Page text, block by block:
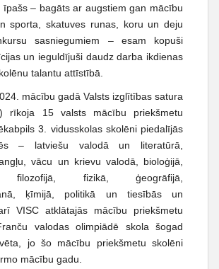
īpašs – bagāts ar augstiem gan mācību
sporta, skatuves runas, koru un deju
sasniegumiem – esam kopuši
un ieguldījuši daudz darba ikdienas
talantu attīstībā.
mācību gadā Valsts izglītības satura
rīkoja 15 valsts mācību priekšmetu
3. vidusskolas skolēni piedalījās
– latviešu valodā un literatūrā,
vācu un krievu valodā, bioloģijā,
filozofijā, fizikā, ģeogrāfijā,
ķīmijā, politikā un tiesībās un
VISC atklātajās mācību priekšmetu
valodas olimpiādē skola šogad
jo šo mācību priekšmetu skolēni
mācību gadu.